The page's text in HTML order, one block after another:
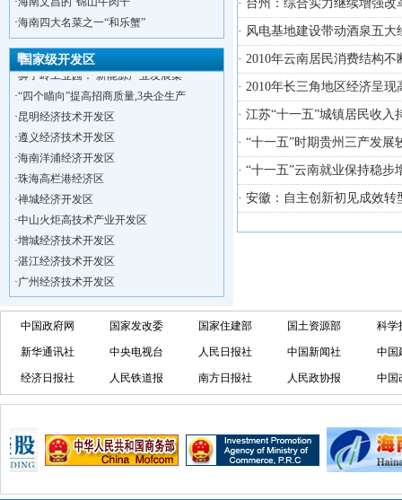
·海南四大名菜之一“和乐蟹”
国家级开发区
洋浦不断延伸产业链，推进一批石化产业
海口今年将投入44.4亿元推进江东新
·新加坡海口国家高新区国际创新创业中心
·狮子岭工业园： 新能源产业发展集
“四个瞄向”提高招商质量,3央企生产
昆明经济技术开发区
遵义经济技术开发区
海南洋浦经济开发区
珠海高栏港经济区
禅城经济开发区
中山火炬高技术产业开发区
增城经济技术开发区
湛江经济技术开发区
广州经济技术开发区
·广州南沙经济技术开发区
大亚湾经济技术开发区
洋浦不断延伸产业链，推进一批石化产业
海口今年将投入44.4亿元推进江东新
“四个瞄向”提高招商质量,3央企生产
·昆明经济技术开发区
· 台州：综合实力继续增强改
· 风电基地建设带动酒泉五
· 2010年云南居民消费结构不
· 2010年长三角地区经济呈
· 江苏“十一五”城镇居民收
· “十一五”时期贵州三产发
· “十一五”云南就业保持稳步
· 安徽：自主创新初见成效转
中国政府网 国家发改委 国家住建部 国土资源部 科学
新华通讯社 中央电视台 人民日报社 中国新闻社 中国
经济日报社 人民铁道报 南方日报社 人民政协报 中国